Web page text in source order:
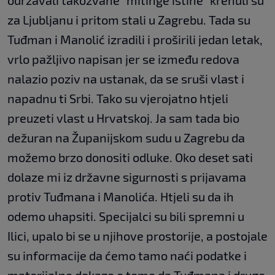
za Ljubljanu i pritom stali u Zagrebu. Tada su
Tuđman i Manolić izradili i proširili jedan letak,
vrlo pažljivo napisan jer se između redova
nalazio poziv na ustanak, da se sruši vlast i
napadnu ti Srbi. Tako su vjerojatno htjeli
preuzeti vlast u Hrvatskoj. Ja sam tada bio
dežuran na Županijskom sudu u Zagrebu da
možemo brzo donositi odluke. Oko deset sati
dolaze mi iz državne sigurnosti s prijavama
protiv Tuđmana i Manolića. Htjeli su da ih
odemo uhapsiti. Specijalci su bili spremni u
Ilici, upalo bi se u njihove prostorije, a postojale
su informacije da ćemo tamo naći podatke i